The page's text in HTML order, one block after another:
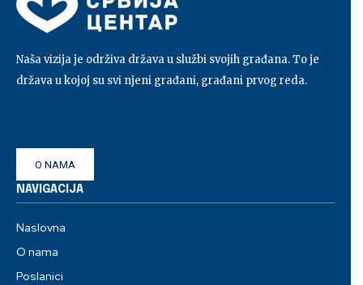
Naša vizija je održiva država u službi svojih građana. To je
država u kojoj su svi njeni građani, građani prvog reda.
O NAMA
NAVIGACIJA
Naslovna
O nama
Poslanici